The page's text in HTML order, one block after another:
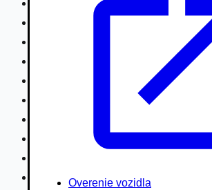
Overenie vozidla
Nákladné vozidlá nad 7,5t
Vodné/Snežné skútre, štvorkolky
Poľnohospodárske vozidlá / stroje
Hydraulické ruky autožeriavy